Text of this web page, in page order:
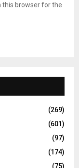
this browser for the
(269)
(601)
(97)
(174)
(75)